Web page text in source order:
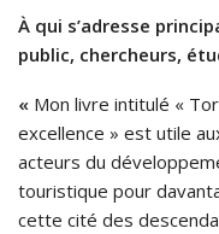
À qui s’adresse
public, chercheurs,
« Mon livre intitulé «
excellence » est utile
acteurs du
touristique pour
cette cité des